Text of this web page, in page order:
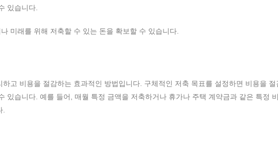
있습니다.
미래를 위해 저축할 수 있는 돈을 확보할 수 있습니다.
고 비용을 절감하는 효과적인 방법입니다. 구체적인 저축 목표를 설정하면 비용을 절
있습니다. 예를 들어, 매월 특정 금액을 저축하거나 휴가나 주택 계약금과 같은 특정